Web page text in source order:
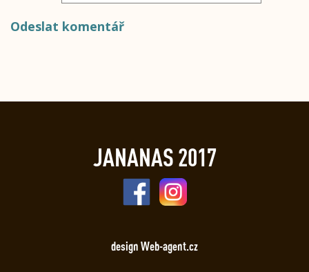
JANANAS 2017
design Web-agent.cz